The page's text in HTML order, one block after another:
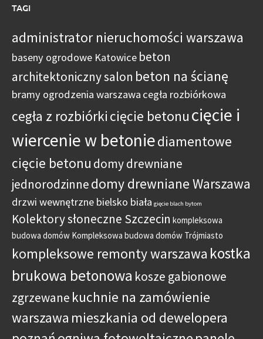
TAGI
administrator nieruchomości warszawa
baseny ogrodowe Katowice beton
architektoniczny salon beton na ścianę
bramy ogrodzenia warszawa cegła rozbiórkowa
cegła z rozbiórki cięcie betonu cięcie i
wiercenie w betoniediamentowe
cięcie betonu domy drewniane
jednorodzinnedomy drewniane Warszawa
drzwi wewnętrzne bielsko biała gięcie blach bytom
Kolektory słoneczne Szczecin kompleksowa
budowa domów Kompleksowa budowa domów Trójmiasto
kompleksowe remonty warszawa kostka
brukowa betonowa kosze gabionowe
zgrzewane kuchnie na zamówienie
warszawa mieszkania od dewelopera